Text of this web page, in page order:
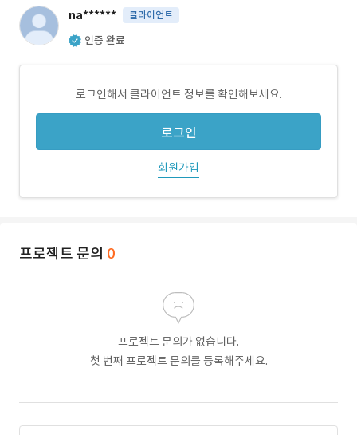
na****** 클라이언트
인증 완료
로그인해서 클라이언트 정보를 확인해보세요.
로그인
회원가입
프로젝트 문의 0
프로젝트 문의가 없습니다.
첫 번째 프로젝트 문의를 등록해주세요.